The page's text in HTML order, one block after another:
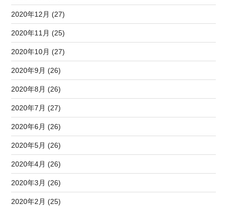
2020年12月 (27)
2020年11月 (25)
2020年10月 (27)
2020年9月 (26)
2020年8月 (26)
2020年7月 (27)
2020年6月 (26)
2020年5月 (26)
2020年4月 (26)
2020年3月 (26)
2020年2月 (25)